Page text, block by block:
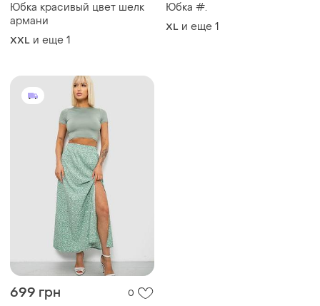
Юбка красивый цвет шелк
армани
XXL и еще 1
Юбка #.
XL и еще 1
699 грн 0